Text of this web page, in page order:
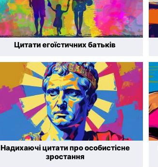
Цитати егоїстичних батьків
Надихаючі цитати про особистісне
зростання